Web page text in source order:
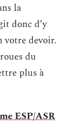
la
donc d’y
votre devoir.
du
plus à
ESP/ASR